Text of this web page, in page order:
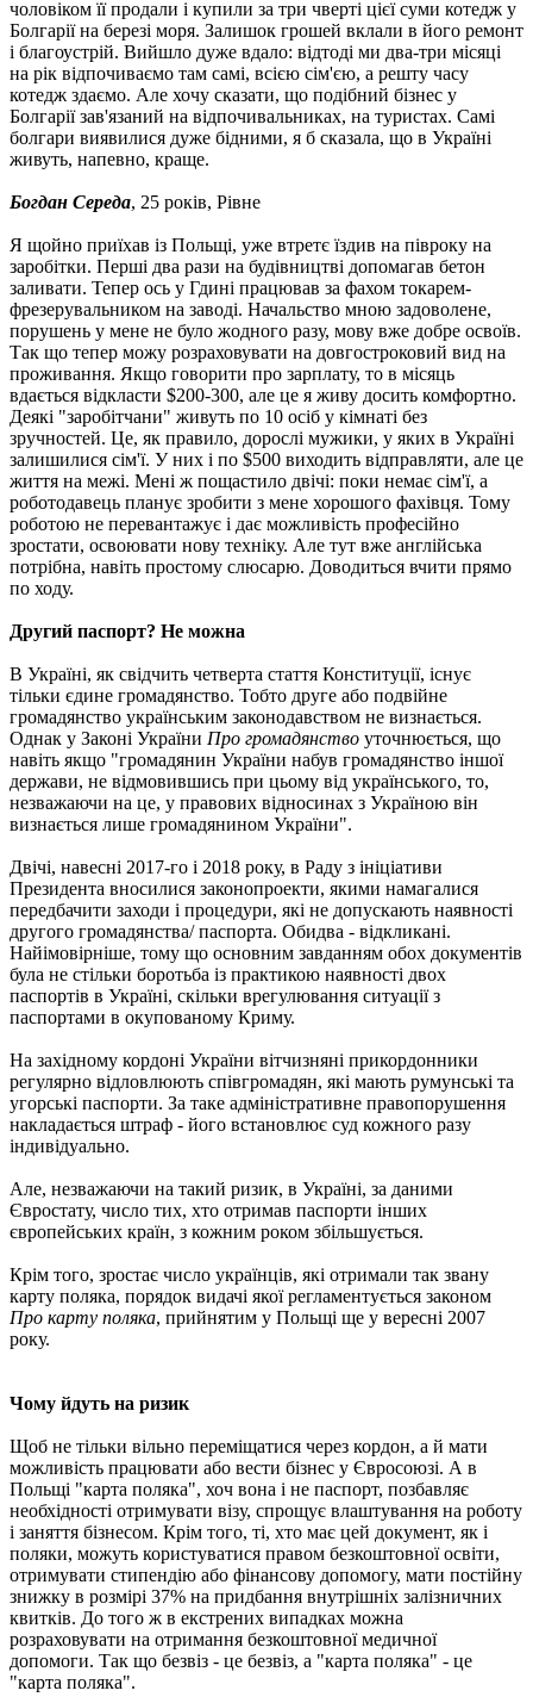
чоловіком її продали і купили за три чверті цієї суми котедж у
Болгарії на березі моря. Залишок грошей вклали в його ремонт
і благоустрій. Вийшло дуже вдало: відтоді ми два-три місяці
на рік відпочиваємо там самі, всією сім'єю, а решту часу
котедж здаємо. Але хочу сказати, що подібний бізнес у
Болгарії зав'язаний на відпочивальниках, на туристах. Самі
болгари виявилися дуже бідними, я б сказала, що в Україні
живуть, напевно, краще.
Богдан Середа, 25 років, Рівне
Я щойно приїхав із Польщі, уже втретє їздив на півроку на
заробітки. Перші два рази на будівництві допомагав бетон
заливати. Тепер ось у Гдині працював за фахом токарем-
фрезерувальником на заводі. Начальство мною задоволене,
порушень у мене не було жодного разу, мову вже добре освоїв.
Так що тепер можу розраховувати на довгостроковий вид на
проживання. Якщо говорити про зарплату, то в місяць
вдається відкласти $200-300, але це я живу досить комфортно.
Деякі "заробітчани" живуть по 10 осіб у кімнаті без
зручностей. Це, як правило, дорослі мужики, у яких в Україні
залишилися сім'ї. У них і по $500 виходить відправляти, але це
життя на межі. Мені ж пощастило двічі: поки немає сім'ї, а
роботодавець планує зробити з мене хорошого фахівця. Тому
роботою не перевантажує і дає можливість професійно
зростати, освоювати нову техніку. Але тут вже англійська
потрібна, навіть простому слюсарю. Доводиться вчити прямо
по ходу.
Другий паспорт? Не можна
В Україні, як свідчить четверта стаття Конституції, існує
тільки єдине громадянство. Тобто друге або подвійне
громадянство українським законодавством не визнається.
Однак у Законі України Про громадянство уточнюється, що
навіть якщо "громадянин України набув громадянство іншої
держави, не відмовившись при цьому від українського, то,
незважаючи на це, у правових відносинах з Україною він
визнається лише громадянином України".
Двічі, навесні 2017-го і 2018 року, в Раду з ініціативи
Президента вносилися законопроекти, якими намагалися
передбачити заходи і процедури, які не допускають наявності
другого громадянства/ паспорта. Обидва - відкликані.
Найімовірніше, тому що основним завданням обох документів
була не стільки боротьба із практикою наявності двох
паспортів в Україні, скільки врегулювання ситуації з
паспортами в окупованому Криму.
На західному кордоні України вітчизняні прикордонники
регулярно відловлюють співгромадян, які мають румунські та
угорські паспорти. За таке адміністративне правопорушення
накладається штраф - його встановлює суд кожного разу
індивідуально.
Але, незважаючи на такий ризик, в Україні, за даними
Євростату, число тих, хто отримав паспорти інших
європейських країн, з кожним роком збільшується.
Крім того, зростає число українців, які отримали так звану
карту поляка, порядок видачі якої регламентується законом
Про карту поляка, прийнятим у Польщі ще у вересні 2007
року.
Чому йдуть на ризик
Щоб не тільки вільно переміщатися через кордон, а й мати
можливість працювати або вести бізнес у Євросоюзі. А в
Польщі "карта поляка", хоч вона і не паспорт, позбавляє
необхідності отримувати візу, спрощує влаштування на роботу
і заняття бізнесом. Крім того, ті, хто має цей документ, як і
поляки, можуть користуватися правом безкоштовної освіти,
отримувати стипендію або фінансову допомогу, мати постійну
знижку в розмірі 37% на придбання внутрішніх залізничних
квитків. До того ж в екстрених випадках можна
розраховувати на отримання безкоштовної медичної
допомоги. Так що безвіз - це безвіз, а "карта поляка" - це
"карта поляка".